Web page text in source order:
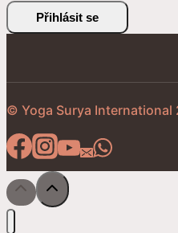
Přihlásit se
© Yoga Surya International